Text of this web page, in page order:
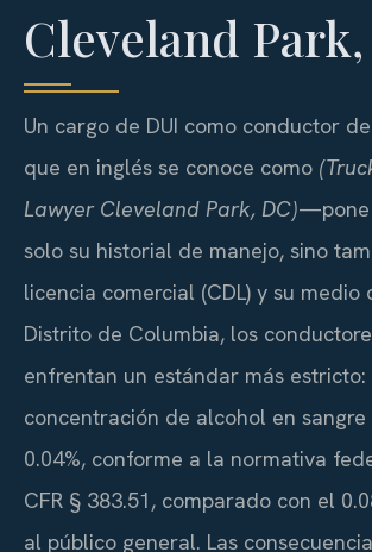
Cleveland
Un cargo de DUI como conductor
que en inglés se conoce como
Lawyer Cleveland Park, DC)—pone
solo su historial de manejo, sino
licencia comercial (CDL) y su medio
Distrito de Columbia, los
enfrentan un estándar más
concentración de alcohol en sangre
0.04%, conforme a la normativa
CFR § 383.51, comparado con el
al público general. Las